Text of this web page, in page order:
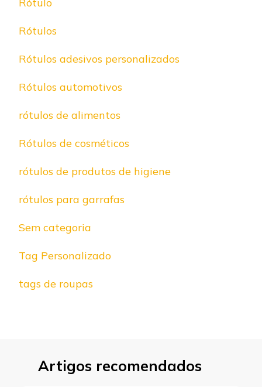
Rótulos
Rótulos adesivos personalizados
Rótulos automotivos
rótulos de alimentos
Rótulos de cosméticos
rótulos de produtos de higiene
rótulos para garrafas
Sem categoria
Tag Personalizado
tags de roupas
Artigos recomendados